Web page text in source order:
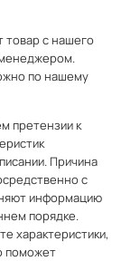
с нашего
менеджером.
по нашему
претензии к
Причина
с
информацию
порядке.
характеристики,
поможет